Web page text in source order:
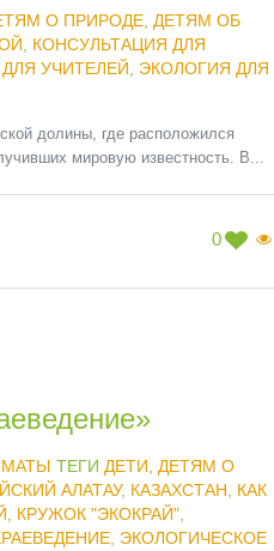
О ПРИРОДЕ, ДЕТЯМ ОБ
КОНСУЛЬТАЦИЯ ДЛЯ
УЧИТЕЛЕЙ
ЭКОЛОГИЯ ДЛЯ
долины, где расположился
мировую известность. В...
0
ТЕГИ ДЕТИ
ДЕТЯМ О
АЛАТАУ, КАЗАХСТАН
КАК
КРУЖОК "ЭКОКРАЙ",
, ЭКОЛОГИЧЕСКОЕ